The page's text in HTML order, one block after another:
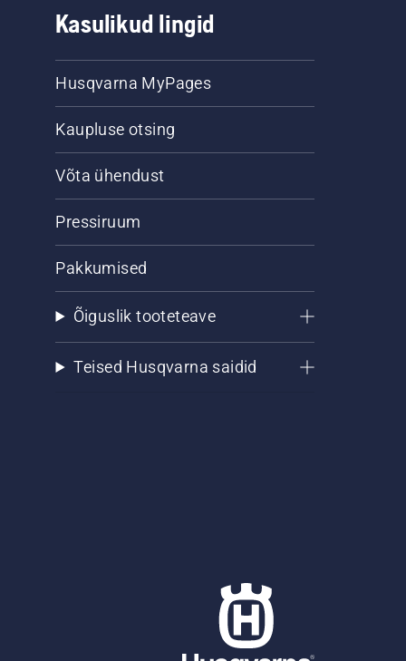
Kasulikud lingid
Husqvarna MyPages
Kaupluse otsing
Võta ühendust
Pressiruum
Pakkumised
Õiguslik tooteteave
Teised Husqvarna saidid